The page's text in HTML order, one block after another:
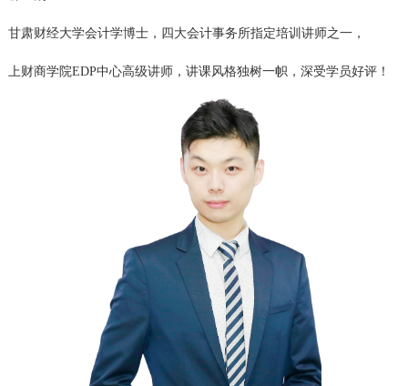
甘肃财经大学会计学博士，四大会计事务所指定培训讲师之一，
上财商学院EDP中心高级讲师，讲课风格独树一帜，深受学员好评！